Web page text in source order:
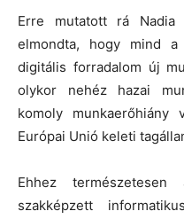
Erre mutatott rá Nadia
elmondta, hogy mind
digitális forradalom új
olykor nehéz hazai
komoly
Európai Unió keleti
Ehhez
szakképzett